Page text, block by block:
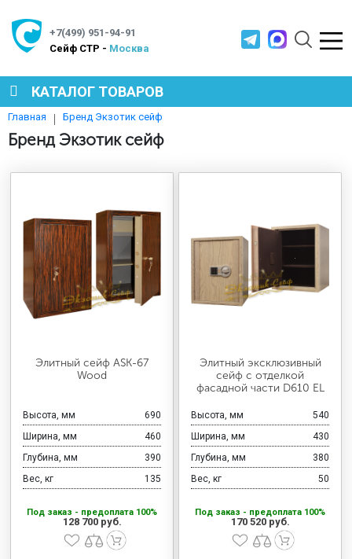
+7(499) 951-94-91
Cейф СТР - Москва
КАТАЛОГ ТОВАРОВ
СЕЙФЫ
МЕТАЛЛИЧЕСКИЕ СТЕЛЛАЖИ
ПРОИЗВОДСТВЕННАЯ МЕБЕЛЬ
МЕДИЦИНСКАЯ МЕБЕЛЬ
СИСТЕМЫ ХРАНЕНИЯ
ОФИСНАЯ МЕБЕЛЬ
МЕБЕЛЬ ДЛЯ ДОМА
Главная Бренд Экзотик сейф
Бренд Экзотик сейф
Элитный сейф ASK-67
Wood
Высота, мм
690
Ширина, мм
460
Глубина, мм
390
Вес, кг
135
Под заказ - предоплата 100%
128 700 руб.
Элитный эксклюзивный
сейф с отделкой
фасадной части D610 EL
Высота, мм
540
Ширина, мм
430
Глубина, мм
380
Вес, кг
50
Под заказ - предоплата 100%
170 520 руб.